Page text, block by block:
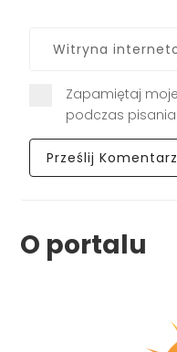
Zapamiętaj
podczas
O portalu